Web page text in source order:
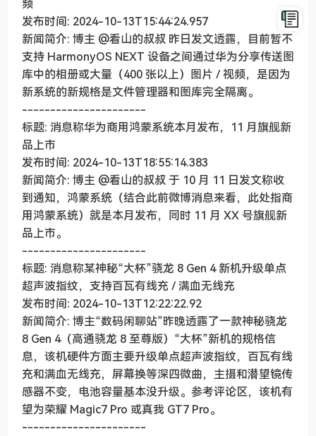
频
发布时间: 2024-10-13T15:44:24.957
新闻简介: 博主 @看山的叔叔 昨日发文透露，目前暂不
支持 HarmonyOS NEXT 设备之间通过华为分享传送图
库中的相册或大量（400 张以上）图片 / 视频，是因为
新系统的新规格是文件管理器和图库完全隔离。
----------------------
标题: 消息称华为商用鸿蒙系统本月发布，11 月旗舰新
品上市
发布时间: 2024-10-13T18:55:14.383
新闻简介: 博主 @看山的叔叔 于 10 月 11 日发文称收
到通知，鸿蒙系统（结合此前微博消息来看，此处指商
用鸿蒙系统）就是本月发布，同时 11 月 XX 号旗舰新
品上市。
----------------------
标题: 消息称某神秘“大杯”骁龙 8 Gen 4 新机升级单点
超声波指纹，支持百瓦有线充 / 满血无线充
发布时间: 2024-10-13T12:22:22.92
新闻简介: 博主“数码闲聊站”昨晚透露了一款神秘骁龙
8 Gen 4（高通骁龙 8 至尊版）“大杯”新机的规格信
息，该机硬件方面主要升级单点超声波指纹，百瓦有线
充和满血无线充，屏幕换等深四微曲，主摄和潜望镜传
感器不变，电池容量基本没升级。参考评论区，该机有
望为荣耀 Magic7 Pro 或真我 GT7 Pro。
----------------------